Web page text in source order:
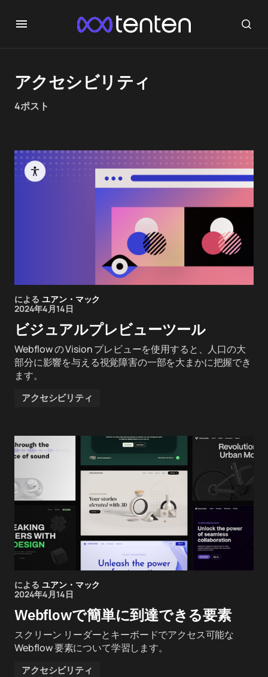
アクセシビリティ
4ポスト
による ユアン・マック
2024年4月14日
ビジュアルプレビューツール
Webflow の Vision プレビューを使用すると、人口の大
部分に影響を与える視覚障害の一部を大まかに把握でき
ます。
アクセシビリティ
による ユアン・マック
2024年4月14日
Webflowで簡単に到達できる要素
スクリーン リーダーとキーボードでアクセス可能な
Webflow 要素について学習します。
アクセシビリティ